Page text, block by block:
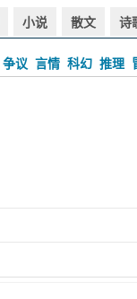
小说 散文 诗
争议 言情 科幻 推理